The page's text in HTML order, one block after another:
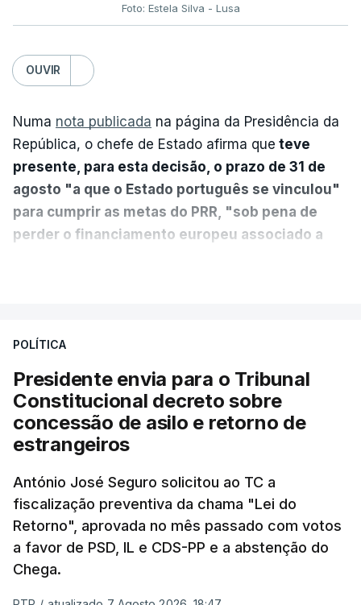
Foto: Estela Silva - Lusa
OUVIR
Numa nota publicada na página da Presidência da
República, o chefe de Estado afirma que teve
presente, para esta decisão, o prazo de 31 de
agosto "a que o Estado português se vinculou"
para cumprir as metas do PRR, "sob pena de
perder o financiamento europeu associado a
sistema mais simples, mais justo e transparente".
"Sempre que seja possível reduzir burocracias,
eliminar sobreposições e garantir que os apoios
chegam a quem mais necessita, estaremos a dar
um passo na direção certa", argumenta o
Presidente da República.
Assegurar que "ninguém é
prejudicado"
POLÍTICA
Presidente envia para o Tribunal
Constitucional decreto sobre
concessão de asilo e retorno de
estrangeiros
António José Seguro solicitou ao TC a
fiscalização preventiva da chama "Lei do
Retorno", aprovada no mês passado com votos
a favor de PSD, IL e CDS-PP e a abstenção do
Chega.